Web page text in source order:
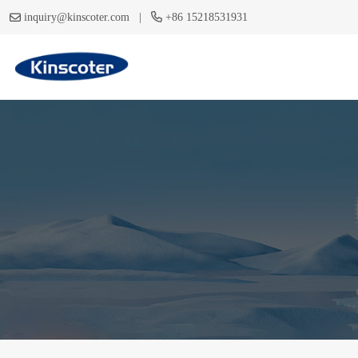
inquiry@kinscoter.com | +86 15218531931